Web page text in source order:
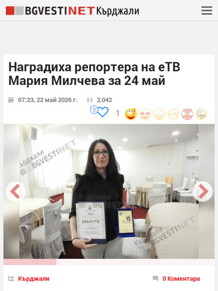
Наградиха репортера на еТВ
Мария Милчева за 24 май
07:23, 22 май 2026 г. 2,042
1
0
Кърджали 0 Коментара